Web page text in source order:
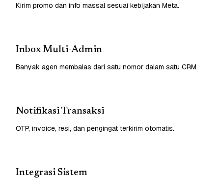
Kirim promo dan info massal sesuai kebijakan Meta.
Inbox Multi-Admin
Banyak agen membalas dari satu nomor dalam satu CRM.
Notifikasi Transaksi
OTP, invoice, resi, dan pengingat terkirim otomatis.
Integrasi Sistem